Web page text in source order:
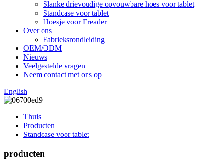
Slanke drievoudige opvouwbare hoes voor tablet
Standcase voor tablet
Hoesje voor Ereader
Over ons
Fabrieksrondleiding
OEM/ODM
Nieuws
Veelgestelde vragen
Neem contact met ons op
English
Thuis
Producten
Standcase voor tablet
producten